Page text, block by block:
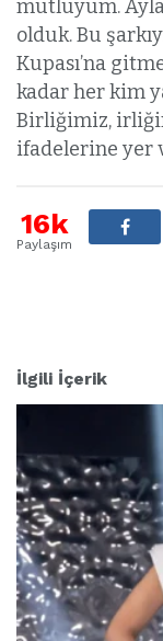
mutluyum.
olduk. Bu
Kupası’na
kadar her kim
Birliğimiz,
ifadelerine yer
16k
Paylaşım
İlgili İçerik